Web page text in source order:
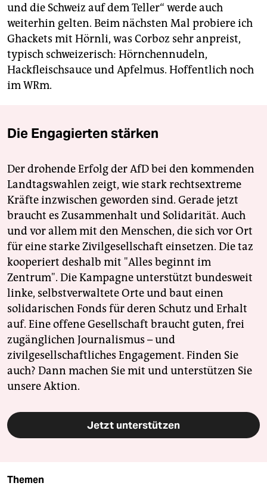
und die Schweiz auf dem Teller“ werde auch
weiterhin gelten. Beim nächsten Mal probiere ich
Ghackets mit Hörnli, was Corboz sehr anpreist,
typisch schweizerisch: Hörnchennudeln,
Hackfleischsauce und Apfelmus. Hoffentlich noch
im WRm.
Die Engagierten stärken
Der drohende Erfolg der AfD bei den kommenden
Landtagswahlen zeigt, wie stark rechtsextreme
Kräfte inzwischen geworden sind. Gerade jetzt
braucht es Zusammenhalt und Solidarität. Auch
und vor allem mit den Menschen, die sich vor Ort
für eine starke Zivilgesellschaft einsetzen. Die taz
kooperiert deshalb mit "Alles beginnt im
Zentrum". Die Kampagne unterstützt bundesweit
linke, selbstverwaltete Orte und baut einen
solidarischen Fonds für deren Schutz und Erhalt
auf. Eine offene Gesellschaft braucht guten, frei
zugänglichen Journalismus – und
zivilgesellschaftliches Engagement. Finden Sie
auch? Dann machen Sie mit und unterstützen Sie
unsere Aktion.
Jetzt unterstützen
Themen